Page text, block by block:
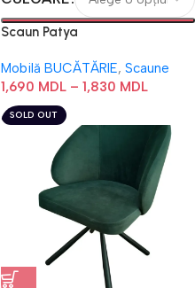
Scaun Patya
Mobilă BUCĂTĂRIE, Scaune
1,690 MDL – 1,830 MDL
SOLD OUT